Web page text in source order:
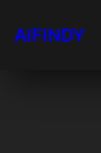
AIFINDY